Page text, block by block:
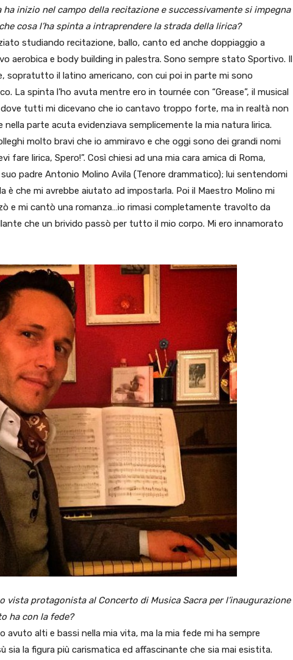
inizio nel campo della recitazione e successivamente si impegna
cosa l’ha spinta a intraprendere la strada della lirica?
studiando recitazione, ballo, canto ed anche doppiaggio a
aerobica e body building in palestra. Sono sempre stato Sportivo. Il
sopratutto il latino americano, con cui poi in parte mi sono
La spinta l’ho avuta mentre ero in tournée con “Grease”, il musical
dove tutti mi dicevano che io cantavo troppo forte, ma in realtà non
parte acuta evidenziava semplicemente la mia natura lirica.
molto bravi che io ammiravo e che oggi sono dei grandi nomi
fare lirica, Spero!”. Così chiesi ad una mia cara amica di Roma,
padre Antonio Molino Avila (Tenore drammatico); lui sentendomi
è che mi avrebbe aiutato ad impostarla. Poi il Maestro Molino mi
e mi cantò una romanza…io rimasi completamente travolto da
che un brivido passò per tutto il mio corpo. Mi ero innamorato
vista protagonista al Concerto di Musica Sacra per l’inaugurazione
ha con la fede?
avuto alti e bassi nella mia vita, ma la mia fede mi ha sempre
sia la figura più carismatica ed affascinante che sia mai esistita.